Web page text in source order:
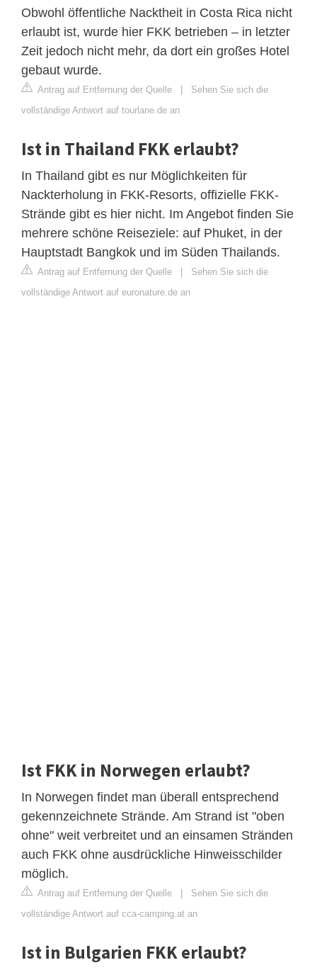
Obwohl öffentliche Nacktheit in Costa Rica nicht
erlaubt ist, wurde hier FKK betrieben – in letzter
Zeit jedoch nicht mehr, da dort ein großes Hotel
gebaut wurde.
Antrag auf Entfernung der Quelle | Sehen Sie sich die
vollständige Antwort auf tourlane.de an
Ist in Thailand FKK erlaubt?
In Thailand gibt es nur Möglichkeiten für
Nackterholung in FKK-Resorts, offizielle FKK-
Strände gibt es hier nicht. Im Angebot finden Sie
mehrere schöne Reiseziele: auf Phuket, in der
Hauptstadt Bangkok und im Süden Thailands.
Antrag auf Entfernung der Quelle | Sehen Sie sich die
vollständige Antwort auf euronature.de an
Ist FKK in Norwegen erlaubt?
In Norwegen findet man überall entsprechend
gekennzeichnete Strände. Am Strand ist "oben
ohne" weit verbreitet und an einsamen Stränden
auch FKK ohne ausdrückliche Hinweisschilder
möglich.
Antrag auf Entfernung der Quelle | Sehen Sie sich die
vollständige Antwort auf cca-camping.at an
Ist in Bulgarien FKK erlaubt?